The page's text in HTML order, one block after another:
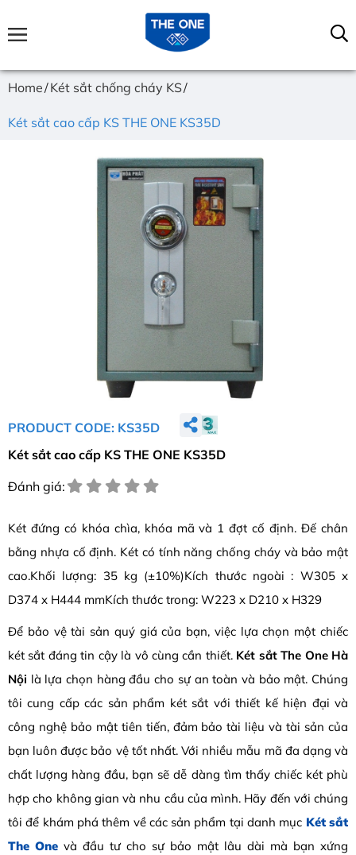
Home Két sắt chống cháy KS
Két sắt cao cấp KS THE ONE KS35D
PRODUCT CODE: KS35D
Két sắt cao cấp KS THE ONE KS35D
Đánh giá:
Két đứng có khóa chìa, khóa mã và 1 đợt cố định. Đế chân
bằng nhựa cố định. Két có tính năng chống cháy và bảo mật
cao.Khối lượng: 35 kg (±10%)Kích thước ngoài : W305 x
D374 x H444 mmKích thước trong: W223 x D210 x H329
Để bảo vệ tài sản quý giá của bạn, việc lựa chọn một chiếc
két sắt đáng tin cậy là vô cùng cần thiết. Két sắt The One Hà
Nội là lựa chọn hàng đầu cho sự an toàn và bảo mật. Chúng
tôi cung cấp các sản phẩm két sắt với thiết kế hiện đại và
công nghệ bảo mật tiên tiến, đảm bảo tài liệu và tài sản của
bạn luôn được bảo vệ tốt nhất. Với nhiều mẫu mã đa dạng và
chất lượng hàng đầu, bạn sẽ dễ dàng tìm thấy chiếc két phù
hợp cho không gian và nhu cầu của mình. Hãy đến với chúng
tôi để khám phá thêm về các sản phẩm tại danh mục Két sắt
The One và đầu tư cho sự bảo mật lâu dài mà bạn xứng